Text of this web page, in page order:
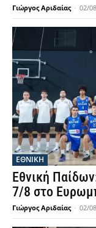
Γιώργος Αριδαίας - 02/
ΕΘΝΙΚΉ
Εθνική
7/8 στο
Γιώργος Αριδαίας - 02/